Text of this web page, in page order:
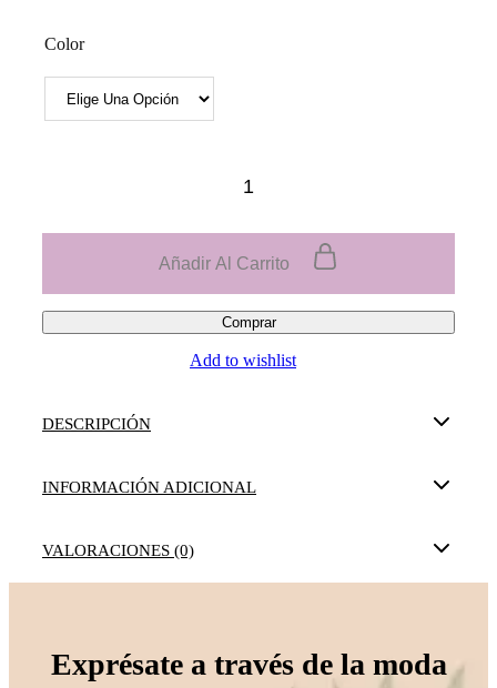
Color
Añadir Al Carrito
Comprar
Add to wishlist
DESCRIPCIÓN
INFORMACIÓN ADICIONAL
VALORACIONES (0)
Exprésate a través de la moda